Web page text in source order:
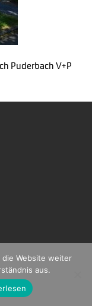
Puderbach V+P
die Website weiter
aus.